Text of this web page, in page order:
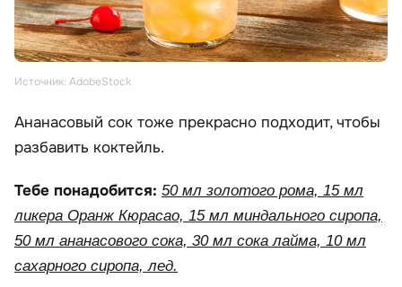
Источник: AdobeStock
Ананасовый сок тоже прекрасно подходит, чтобы
разбавить коктейль.
Тебе понадобится: 50 мл золотого рома, 15 мл
ликера Оранж Кюрасао, 15 мл миндального сиропа,
50 мл ананасового сока, 30 мл сока лайма, 10 мл
сахарного сиропа, лед.